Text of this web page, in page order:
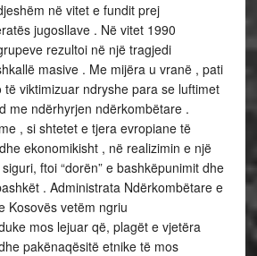
në vitet e fundit prej
jugosllave . Në vitet 1990
rezultoi në një tragjedi
masive . Me mijëra u vranë , pati
viktimizuar ndryshe para se luftimet
me ndërhyrjen ndërkombëtare .
, si shtetet e tjera evropiane të
ekonomikisht , në realizimin e një
ftoi “dorën” e bashkëpunimit dhe
. Administrata Ndërkombëtare e
Kosovës vetëm ngriu
mos lejuar që, plagët e vjetëra
pakënaqësitë etnike të mos